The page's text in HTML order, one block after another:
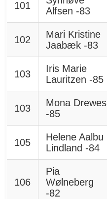
101
Alfsen -83
102
Mari Kristine
Jaabæk -83
103
Iris Marie
Lauritzen -85
103
Mona Drewes
-85
105
Helene Aalbu
Lindland -84
106
Pia
Wølneberg
-82